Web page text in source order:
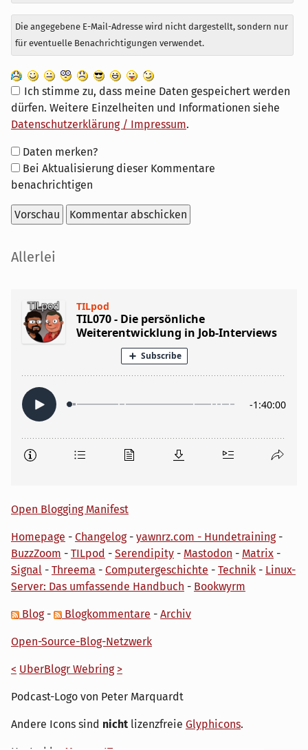
Die angegebene E-Mail-Adresse wird nicht dargestellt, sondern nur
für eventuelle Benachrichtigungen verwendet.
Ich stimme zu, dass meine Daten gespeichert werden
dürfen. Weitere Einzelheiten und Informationen siehe
Datenschutzerklärung / Impressum.
Formular-
Optionen
Daten merken?
Bei Aktualisierung dieser Kommentare
benachrichtigen
Seitenleiste
Allerlei
Open Blogging Manifest
Homepage - Changelog- yawnrz.com - Hundetraining-
BuzzZoom - TILpod - Serendipity - Mastodon - Matrix -
Signal - Threema - Computergeschichte - Technik - Linux-
Server: Das umfassende Handbuch - Bookwyrm
Blog- Blogkommentare - Archiv
Open-Source-Blog-Netzwerk
< UberBlogr Webring >
Podcast-Logo von Peter Marquardt
Andere Icons sind nicht lizenzfreie Glyphicons.